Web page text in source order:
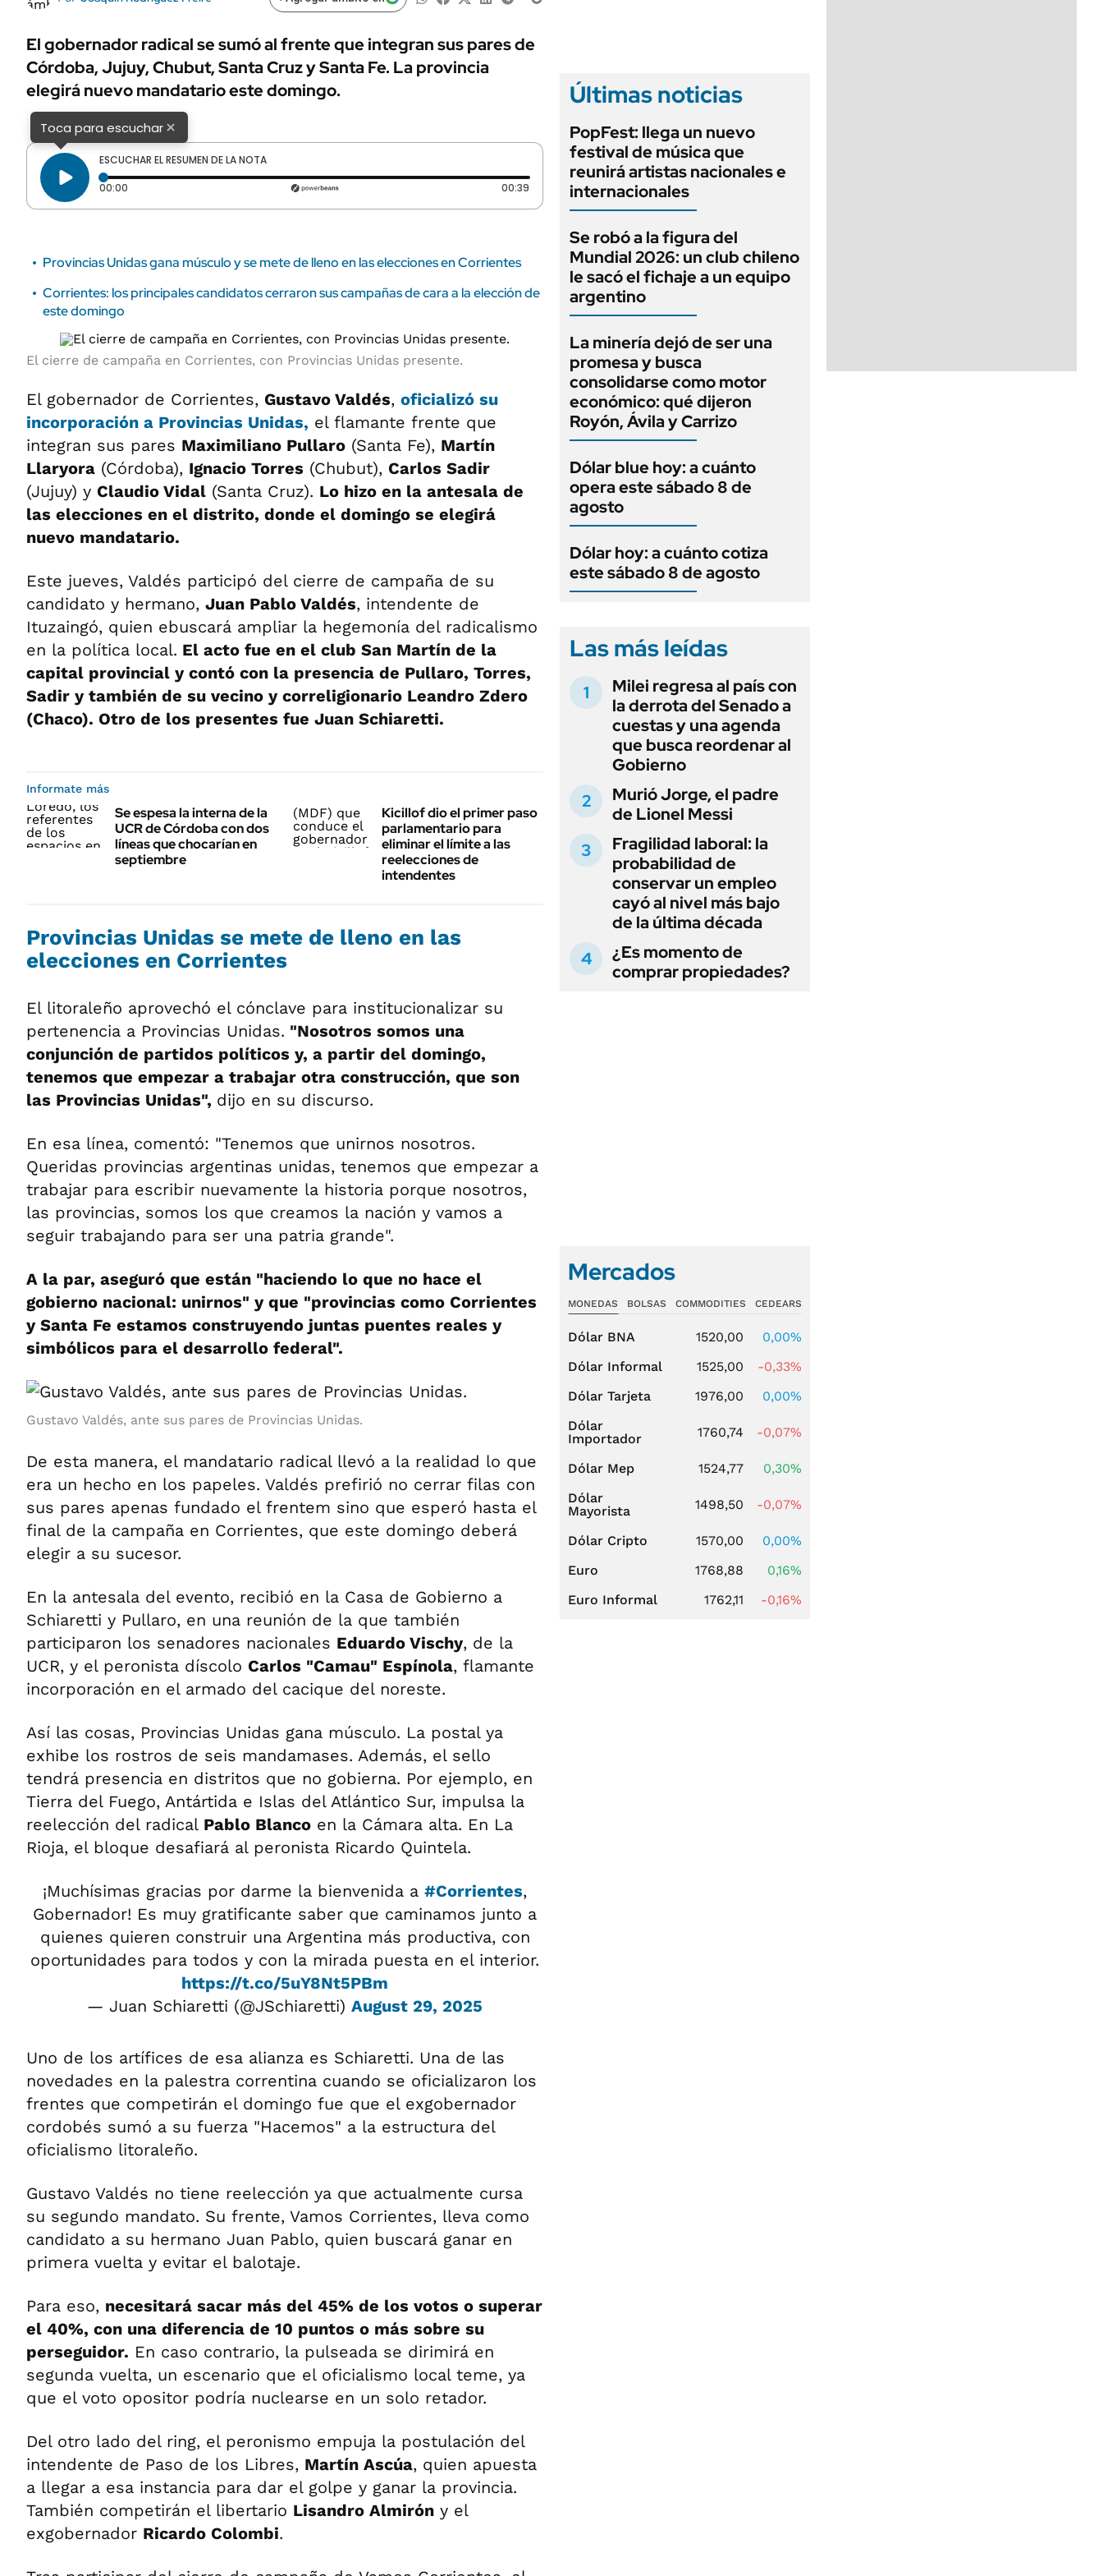
ÁMBITO DEBATE
URUGUAY
AUTOS
El gobernador radical se sumó al frente que integran sus pares de
Córdoba, Jujuy, Chubut, Santa Cruz y Santa Fe. La provincia
elegirá nuevo mandatario este domingo.
Toca para escuchar×
ESCUCHAR EL RESUMEN DE LA NOTA
00:00 Tiempo transcurrido: 0 segundos 00:39 Duración: 39 segundos
Provincias Unidas gana músculo y se mete de lleno en las elecciones en Corrientes
Corrientes: los principales candidatos cerraron sus campañas de cara a la elección de
este domingo
El cierre de campaña en Corrientes, con Provincias Unidas presente.
El gobernador de Corrientes, Gustavo Valdés, oficializó su
incorporación a Provincias Unidas, el flamante frente que
integran sus pares Maximiliano Pullaro (Santa Fe), Martín
Llaryora (Córdoba), Ignacio Torres (Chubut), Carlos Sadir
(Jujuy) y Claudio Vidal (Santa Cruz). Lo hizo en la antesala de
las elecciones en el distrito, donde el domingo se elegirá
nuevo mandatario.
Este jueves, Valdés participó del cierre de campaña de su
candidato y hermano, Juan Pablo Valdés, intendente de
Ituzaingó, quien ebuscará ampliar la hegemonía del radicalismo
en la política local. El acto fue en el club San Martín de la
capital provincial y contó con la presencia de Pullaro, Torres,
Sadir y también de su vecino y correligionario Leandro Zdero
(Chaco). Otro de los presentes fue Juan Schiaretti.
Informate más
Se espesa la interna de la
UCR de Córdoba con dos
líneas que chocarían en
septiembre
Kicillof dio el primer paso
parlamentario para
eliminar el límite a las
reelecciones de
intendentes
Provincias Unidas se mete de lleno en las
elecciones en Corrientes
El litoraleño aprovechó el cónclave para institucionalizar su
pertenencia a Provincias Unidas. "Nosotros somos una
conjunción de partidos políticos y, a partir del domingo,
tenemos que empezar a trabajar otra construcción, que son
las Provincias Unidas", dijo en su discurso.
En esa línea, comentó: "Tenemos que unirnos nosotros.
Queridas provincias argentinas unidas, tenemos que empezar a
trabajar para escribir nuevamente la historia porque nosotros,
las provincias, somos los que creamos la nación y vamos a
seguir trabajando para ser una patria grande".
A la par, aseguró que están "haciendo lo que no hace el
gobierno nacional: unirnos" y que "provincias como Corrientes
y Santa Fe estamos construyendo juntas puentes reales y
simbólicos para el desarrollo federal".
Gustavo Valdés, ante sus pares de Provincias Unidas.
De esta manera, el mandatario radical llevó a la realidad lo que
era un hecho en los papeles. Valdés prefirió no cerrar filas con
sus pares apenas fundado el frentem sino que esperó hasta el
final de la campaña en Corrientes, que este domingo deberá
elegir a su sucesor.
En la antesala del evento, recibió en la Casa de Gobierno a
Schiaretti y Pullaro, en una reunión de la que también
participaron los senadores nacionales Eduardo Vischy, de la
UCR, y el peronista díscolo Carlos "Camau" Espínola, flamante
incorporación en el armado del cacique del noreste.
Así las cosas, Provincias Unidas gana músculo. La postal ya
exhibe los rostros de seis mandamases. Además, el sello
tendrá presencia en distritos que no gobierna. Por ejemplo, en
Tierra del Fuego, Antártida e Islas del Atlántico Sur, impulsa la
reelección del radical Pablo Blanco en la Cámara alta. En La
Rioja, el bloque desafiará al peronista Ricardo Quintela.
¡Muchísimas gracias por darme la bienvenida a #Corrientes,
Gobernador! Es muy gratificante saber que caminamos junto a
quienes quieren construir una Argentina más productiva, con
oportunidades para todos y con la mirada puesta en el interior.
https://t.co/5uY8Nt5PBm
— Juan Schiaretti (@JSchiaretti) August 29, 2025
Uno de los artífices de esa alianza es Schiaretti. Una de las
novedades en la palestra correntina cuando se oficializaron los
frentes que competirán el domingo fue que el exgobernador
cordobés sumó a su fuerza "Hacemos" a la estructura del
oficialismo litoraleño.
Gustavo Valdés no tiene reelección ya que actualmente cursa
su segundo mandato. Su frente, Vamos Corrientes, lleva como
candidato a su hermano Juan Pablo, quien buscará ganar en
primera vuelta y evitar el balotaje.
Para eso, necesitará sacar más del 45% de los votos o superar
el 40%, con una diferencia de 10 puntos o más sobre su
perseguidor. En caso contrario, la pulseada se dirimirá en
segunda vuelta, un escenario que el oficialismo local teme, ya
que el voto opositor podría nuclearse en un solo retador.
Del otro lado del ring, el peronismo empuja la postulación del
intendente de Paso de los Libres, Martín Ascúa, quien apuesta
a llegar a esa instancia para dar el golpe y ganar la provincia.
También competirán el libertario Lisandro Almirón y el
exgobernador Ricardo Colombi.
Últimas noticias
PopFest: llega un nuevo
festival de música que
reunirá artistas nacionales e
internacionales
Se robó a la figura del
Mundial 2026: un club chileno
le sacó el fichaje a un equipo
argentino
La minería dejó de ser una
promesa y busca
consolidarse como motor
económico: qué dijeron
Royón, Ávila y Carrizo
Dólar blue hoy: a cuánto
opera este sábado 8 de
agosto
Dólar hoy: a cuánto cotiza
este sábado 8 de agosto
Las más leídas
Milei regresa al país con
la derrota del Senado a
cuestas y una agenda
que busca reordenar al
Gobierno
Murió Jorge, el padre
de Lionel Messi
Fragilidad laboral: la
probabilidad de
conservar un empleo
cayó al nivel más bajo
de la última década
¿Es momento de
comprar propiedades?
Mercados
MONEDAS BOLSAS COMMODITIES CEDEARS
Dólar BNA 1520,00
0,00%
Dólar Informal
1525,00
-0,33%
Dólar Tarjeta
1976,00
0,00%
Dólar
Importador
1760,74 -0,07%
Dólar Mep 1524,77
0,30%
Dólar
Mayorista
1498,50 -0,07%
Dólar Cripto 1570,00
0,00%
Euro
1768,88
0,16%
Euro Informal
1762,11 -0,16%